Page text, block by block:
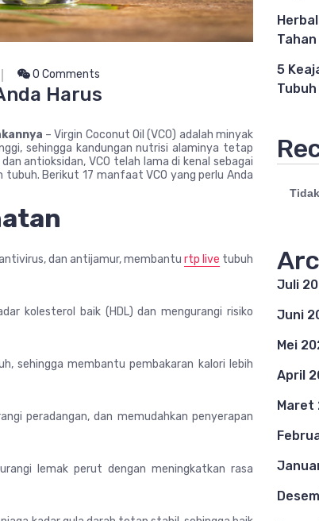
0 Comments
Harus
– Virgin Coconut Oil (VCO) adalah minyak
sehingga kandungan nutrisi alaminya tetap
antioksidan, VCO telah lama di kenal sebagai
Berikut 17 manfaat VCO yang perlu Anda
dan antijamur, membantu rtp live tubuh
kolesterol baik (HDL) dan mengurangi risiko
sehingga membantu pembakaran kalori lebih
peradangan, dan memudahkan penyerapan
lemak perut dengan meningkatkan rasa
5
Juli
Juni
Mei
April
Maret